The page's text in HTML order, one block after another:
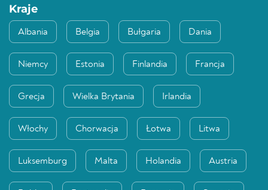
Kraje
Albania Belgia Bułgaria Dania
Niemcy Estonia Finlandia Francja
Grecja Wielka Brytania Irlandia
Włochy Chorwacja Łotwa Litwa
Luksemburg Malta Holandia Austria